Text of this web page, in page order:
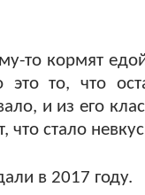
то кормят
то, что
и из его
что стало
в 2017 году.